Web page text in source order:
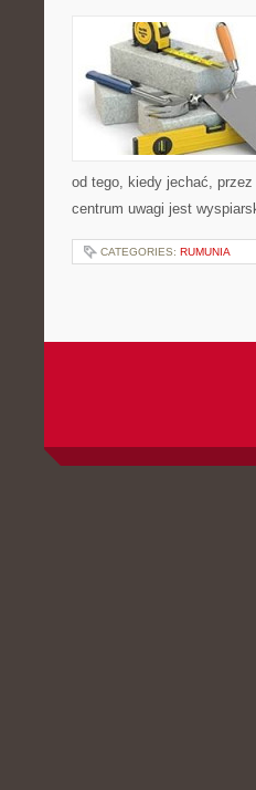
od tego, kiedy jechać,
centrum uwagi jest
CATEGORIES: RUMUNIA